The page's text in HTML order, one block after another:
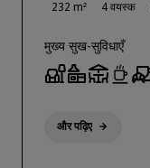
232 m² 4 वयस्क
मुख्य सुख-सुविधाएँ
और पढ़िए